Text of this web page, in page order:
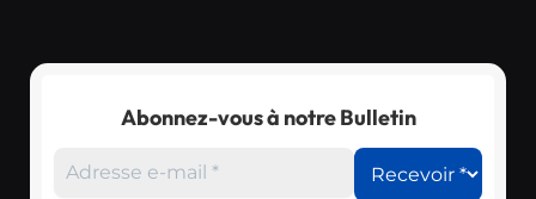
Abonnez-vous à notre Bulletin